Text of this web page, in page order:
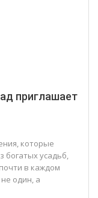
приглашает
которые
богатых усадьб,
в каждом
один, а